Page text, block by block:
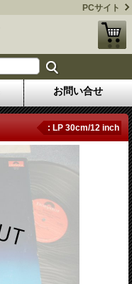
PCサイト
お問い合せ
: LP 30cm/12 inch